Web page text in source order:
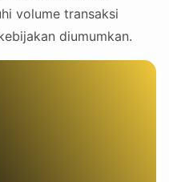
volume transaksi
diumumkan.